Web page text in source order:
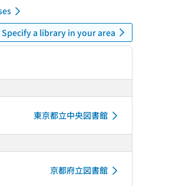
Specify a library in your area
東京都立中央図書館
京都府立図書館